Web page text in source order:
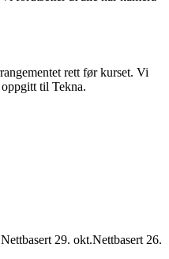
rett før kurset. Vi
oppgitt til Tekna.
Nettbasert 29. okt.Nettbasert 26.